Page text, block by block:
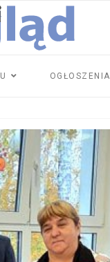
OGŁOSZENIA